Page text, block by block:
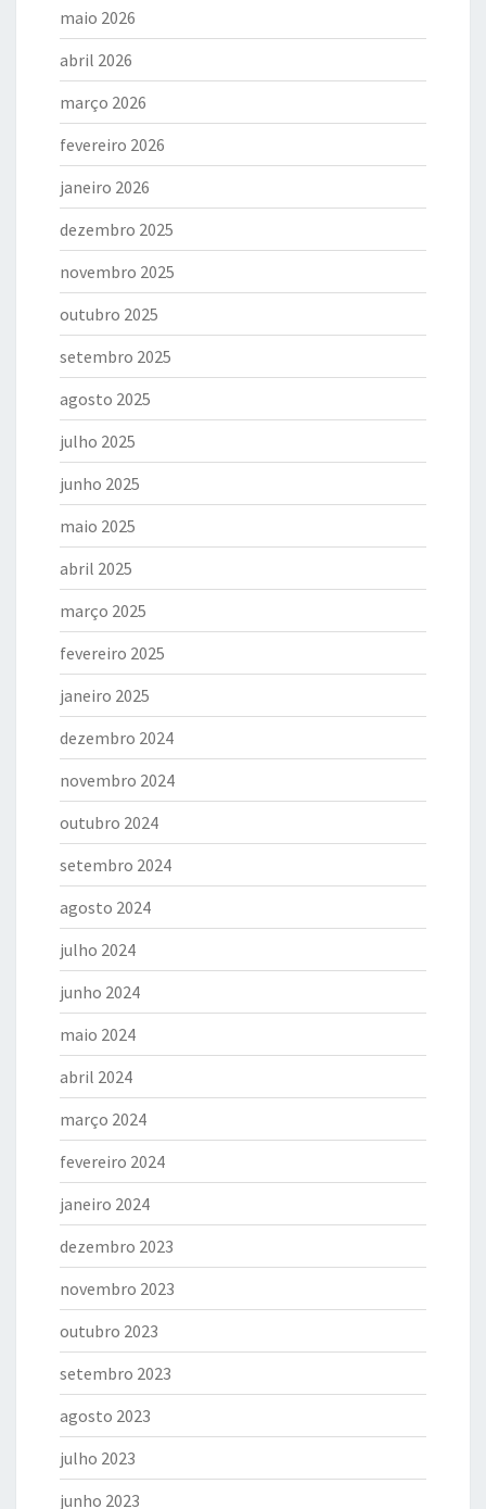
maio 2026
abril 2026
março 2026
fevereiro 2026
janeiro 2026
dezembro 2025
novembro 2025
outubro 2025
setembro 2025
agosto 2025
julho 2025
junho 2025
maio 2025
abril 2025
março 2025
fevereiro 2025
janeiro 2025
dezembro 2024
novembro 2024
outubro 2024
setembro 2024
agosto 2024
julho 2024
junho 2024
maio 2024
abril 2024
março 2024
fevereiro 2024
janeiro 2024
dezembro 2023
novembro 2023
outubro 2023
setembro 2023
agosto 2023
julho 2023
junho 2023